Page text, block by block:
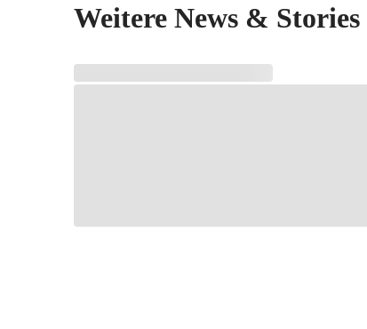
Weitere News & Stories